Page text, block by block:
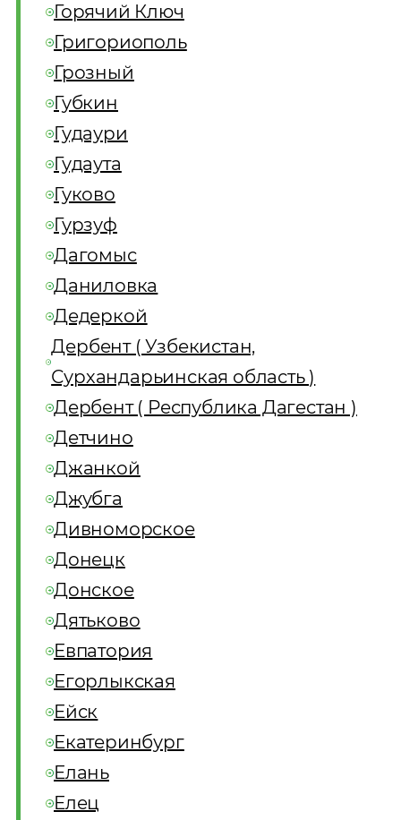
Горячий Ключ
Григориополь
Грозный
Губкин
Гудаури
Гудаута
Гуково
Гурзуф
Дагомыс
Даниловка
Дедеркой
Дербент ( Узбекистан,
Сурхандарьинская область )
Дербент ( Республика Дагестан )
Детчино
Джанкой
Джубга
Дивноморское
Донецк
Донское
Дятьково
Евпатория
Егорлыкская
Ейск
Екатеринбург
Елань
Елец